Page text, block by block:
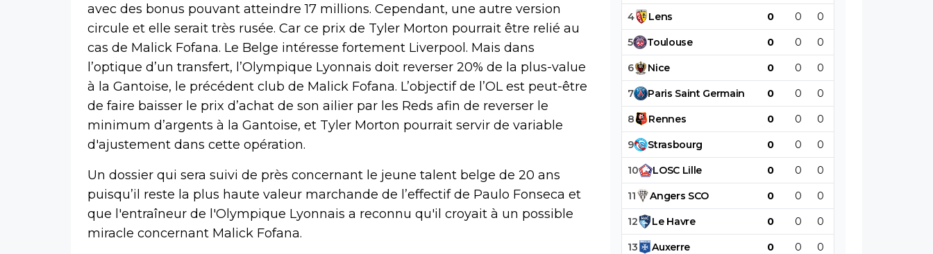
avec des bonus pouvant atteindre 17 millions. Cependant, une autre version
circule et elle serait très rusée. Car ce prix de Tyler Morton pourrait être relié au
cas de Malick Fofana. Le Belge intéresse fortement Liverpool. Mais dans
l’optique d’un transfert, l’Olympique Lyonnais doit reverser 20% de la plus-value
à la Gantoise, le précédent club de Malick Fofana. L’objectif de l’OL est peut-être
de faire baisser le prix d’achat de son ailier par les Reds afin de reverser le
minimum d’argents à la Gantoise, et Tyler Morton pourrait servir de variable
d'ajustement dans cette opération.
Un dossier qui sera suivi de près concernant le jeune talent belge de 20 ans
puisqu’il reste la plus haute valeur marchande de l’effectif de Paulo Fonseca et
que l'entraîneur de l'Olympique Lyonnais a reconnu qu'il croyait à un possible
miracle concernant Malick Fofana.
4 Lens 0 0 0
5 Toulouse 0 0 0
6 Nice 0 0 0
7 Paris Saint Germain 0 0 0
8 Rennes 0 0 0
9 Strasbourg 0 0 0
10 LOSC Lille 0 0 0
11 Angers SCO 0 0 0
12 Le Havre 0 0 0
13 Auxerre 0 0 0